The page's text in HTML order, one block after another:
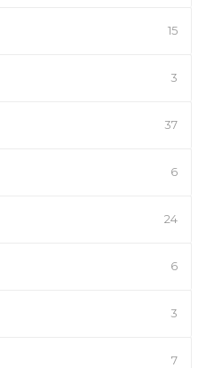
15
3
37
6
24
6
3
7